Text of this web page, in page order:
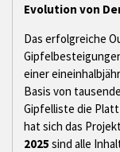
Evolution von
Das erfolgreiche
einer
Basis von
Gipfelliste die
hat sich das
2025 sind alle